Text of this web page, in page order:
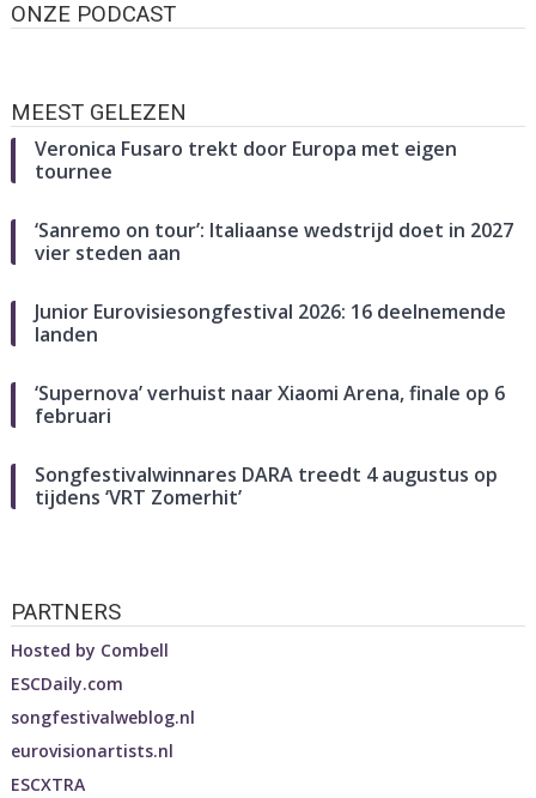
ONZE PODCAST
MEEST GELEZEN
Veronica Fusaro trekt door Europa met eigen
tournee
‘Sanremo on tour’: Italiaanse wedstrijd doet in 2027
vier steden aan
Junior Eurovisiesongfestival 2026: 16 deelnemende
landen
‘Supernova’ verhuist naar Xiaomi Arena, finale op 6
februari
Songfestivalwinnares DARA treedt 4 augustus op
tijdens ‘VRT Zomerhit’
PARTNERS
Hosted by Combell
ESCDaily.com
songfestivalweblog.nl
eurovisionartists.nl
ESCXTRA